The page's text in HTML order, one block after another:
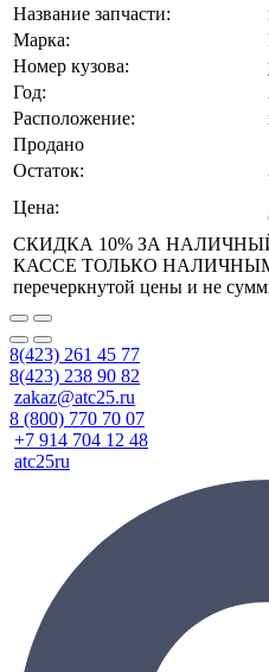
Название запчасти:
Марка:
Номер кузова:
Год:
Расположение:
Продано
Остаток:
Цена:
СКИДКА 10% ЗА
КАССЕ ТОЛЬКО
перечеркнутой цены и не
8(423) 261 45 77
8(423) 238 90 82
zakaz@atc25.ru
8 (800) 770 70 07
+7 914 704 12 48
atc25ru